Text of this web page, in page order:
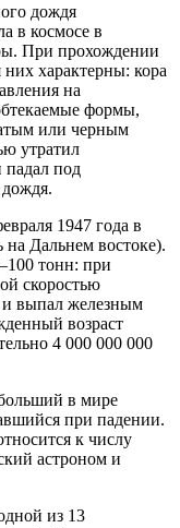
дождя
в космосе в
При прохождении
характерны: кора
на
формы,
или черным
утратил
падал под
1947 года в
Дальнем востоке).
тонн: при
скоростью
и выпал железным
возраст
4 000 000 000
в мире
при падении.
к числу
астроном и
из 13